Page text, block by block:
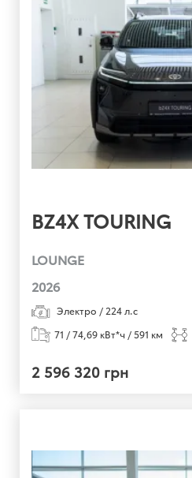
BZ4X TOURING
LOUNGE
2026
Электро / 224 л.с
71 / 74,69 кВт*ч / 591 км
2 596 320 грн